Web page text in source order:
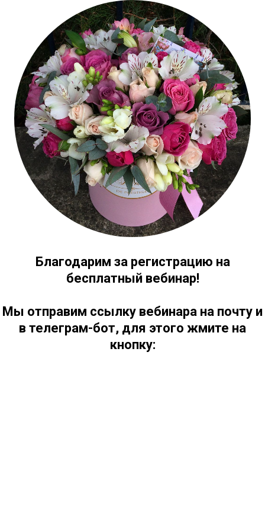
Благодарим за регистрацию на
бесплатный вебинар!
Мы отправим ссылку вебинара на почту и
в телеграм-бот, для этого жмите на
кнопку: